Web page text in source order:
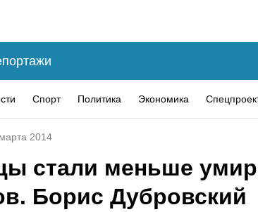
Спорт Политика Экономика
2014
стали меньше
Борис Дубровский